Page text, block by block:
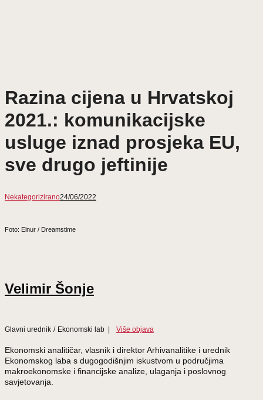
Razina cijena u Hrvatskoj
2021.: komunikacijske
usluge iznad prosjeka EU,
sve drugo jeftinije
Nekategorizirano24/06/2022
Foto: Elnur / Dreamstime
Velimir Šonje
Glavni urednik / Ekonomski lab | Više objava
Ekonomski analitičar, vlasnik i direktor Arhivanalitike i urednik
Ekonomskog laba s dugogodišnjim iskustvom u područjima
makroekonomske i financijske analize, ulaganja i poslovnog
savjetovanja.